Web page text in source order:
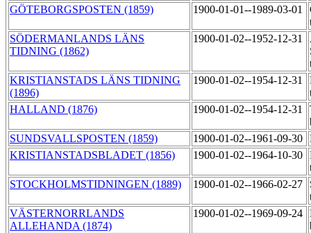
GÖTEBORGSPOSTEN (1859)
1900-01-01--1989-03-01
SÖDERMANLANDS LÄNS
TIDNING (1862)
1900-01-02--1952-12-31
KRISTIANSTADS LÄNS TIDNING
(1896)
1900-01-02--1954-12-31
HALLAND (1876)
1900-01-02--1954-12-31
SUNDSVALLSPOSTEN (1859)
1900-01-02--1961-09-30
KRISTIANSTADSBLADET (1856)
1900-01-02--1964-10-30
STOCKHOLMSTIDNINGEN (1889)
1900-01-02--1966-02-27
VÄSTERNORRLANDS
ALLEHANDA (1874)
1900-01-02--1969-09-24